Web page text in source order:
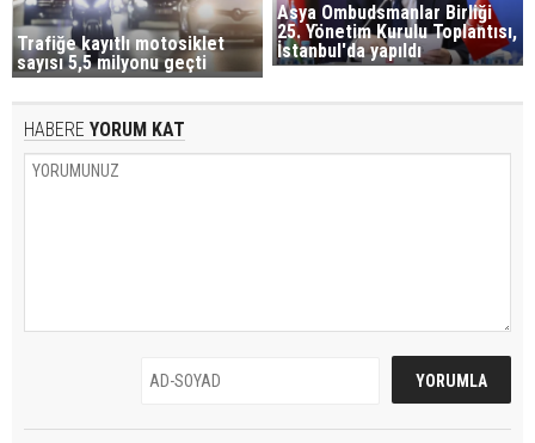
Trafiğe kayıtlı motosiklet
sayısı 5,5 milyonu geçti
Asya Ombudsmanlar Birliği
25. Yönetim Kurulu Toplantısı,
İstanbul'da yapıldı
HABERE YORUM KAT